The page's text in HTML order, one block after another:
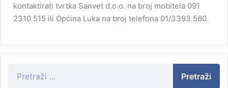
kontaktirati tvrtka Sanvet d.o.o. na broj mobitela 091
2310 515 ili Općina Luka na broj telefona 01/3393 560.
Pretraži